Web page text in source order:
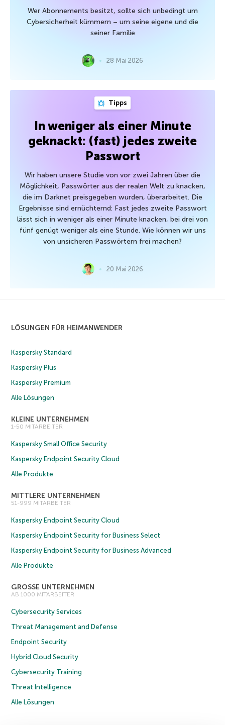
Wer Abonnements besitzt, sollte sich unbedingt um
Cybersicherheit kümmern – um seine eigene und die
seiner Familie
28 Mai 2026
Tipps
In weniger als einer Minute
geknackt: (fast) jedes zweite
Passwort
Wir haben unsere Studie von vor zwei Jahren über die
Möglichkeit, Passwörter aus der realen Welt zu knacken,
die im Darknet preisgegeben wurden, überarbeitet. Die
Ergebnisse sind ernüchternd: Fast jedes zweite Passwort
lässt sich in weniger als einer Minute knacken, bei drei von
fünf genügt weniger als eine Stunde. Wie können wir uns
von unsicheren Passwörtern frei machen?
20 Mai 2026
LÖSUNGEN FÜR HEIMANWENDER
Kaspersky Standard
Kaspersky Plus
Kaspersky Premium
Alle Lösungen
KLEINE UNTERNEHMEN
1-50 MITARBEITER
Kaspersky Small Office Security
Kaspersky Endpoint Security Cloud
Alle Produkte
MITTLERE UNTERNEHMEN
51-999 MITARBEITER
Kaspersky Endpoint Security Cloud
Kaspersky Endpoint Security for Business Select
Kaspersky Endpoint Security for Business Advanced
Alle Produkte
GROSSE UNTERNEHMEN
AB 1000 MITARBEITER
Cybersecurity Services
Threat Management and Defense
Endpoint Security
Hybrid Cloud Security
Cybersecurity Training
Threat Intelligence
Alle Lösungen